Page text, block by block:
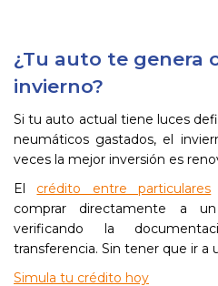
¿Tu auto te genera
invierno?
Si tu auto actual tiene luces
neumáticos gastados, el
veces la mejor inversión es
El crédito entre particulares
comprar directamente a
verificando la
transferencia. Sin tener que ir a
Simula tu crédito hoy